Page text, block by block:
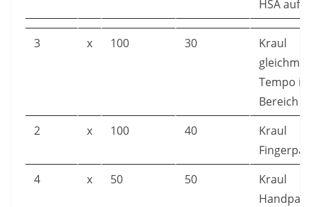
HSA auf
3 x 100 30
Kraul
Tempo
Bereich
2
x 100 40
Kraul
4
x 50 50
Kraul